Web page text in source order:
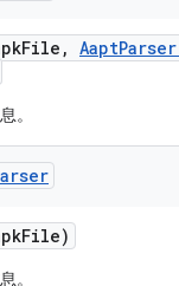
File , AaptParser
。
File)
。